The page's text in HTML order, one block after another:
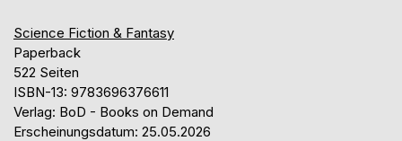
Science Fiction & Fantasy
Paperback
522 Seiten
ISBN-13: 9783696376611
Verlag: BoD - Books on Demand
Erscheinungsdatum: 25.05.2026